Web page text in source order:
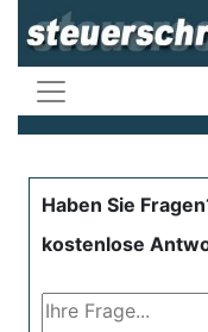
Haben Sie
kostenlose